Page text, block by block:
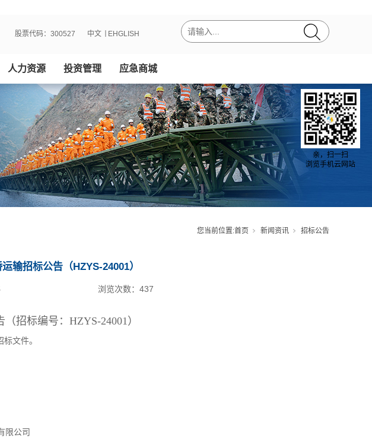
股票代码：300527 EHGLISH
中文
人力资源 投资管理 应急商城
您当前位置:首页 新闻资讯 招标公告
输招标公告（HZYS-24001）
浏览次数： 437
（招标编号：HZYS-24001）
文件。
公司
亲，扫一扫
浏览手机云网站